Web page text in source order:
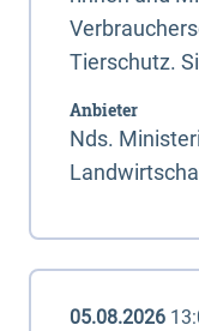
Tierschutz.
Anbieter
Nds.
05.08.2026